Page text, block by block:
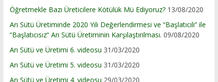
Öğretmekle Bazı Üreticilere Kötülük Mü Ediyoruz? 13/08/2020
Arı Sütü Üretiminde 2020 Yılı Değerlendirmesi ve “Başlatıcılı” ile
“Başlatıcısız“ Arı Sütü Üretiminin Karşılaştırılması. 09/08/2020
Arı Sütü ve Üretimi 6. videosu 31/03/2020
Arı Sütü ve Üretimi 5. videosu 31/03/2020
Arı Sütü ve Üretimi 4. videosu 29/03/2020